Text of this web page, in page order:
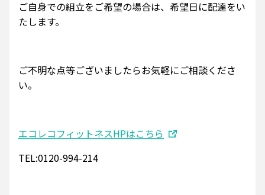
ご自身での組立をご希望の場合は、希望日に配達をい
たします。
ご不明な点等ございましたらお気軽にご相談くださ
い。
エコレコフィットネスHPはこちら
TEL:0120-994-214